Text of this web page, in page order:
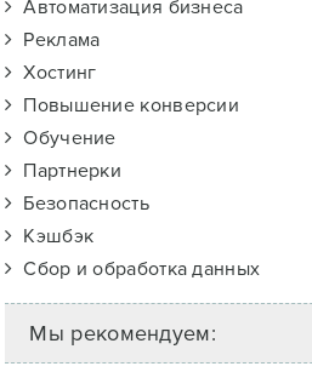
Автоматизация бизнеса
Реклама
Хостинг
Повышение конверсии
Обучение
Партнерки
Безопасность
Кэшбэк
Сбор и обработка данных
Мы рекомендуем: